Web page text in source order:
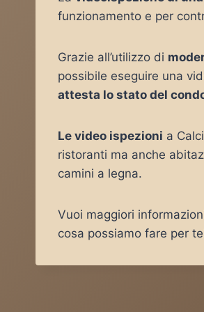
funzionamento e per
Grazie all’utilizzo di
possibile eseguire una
attesta lo stato del
Le video ispezioni a
ristoranti ma anche
camini a legna.
Vuoi maggiori
cosa possiamo fare per